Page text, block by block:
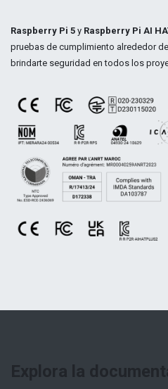
Raspberry Pi 5 y Raspberry Pi AI
pruebas de cumplimiento alrededor
brindarte seguridad en todos los
Explora la